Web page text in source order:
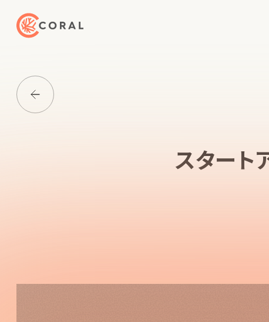
トップページへ戻る
Media一覧に戻る
スタート